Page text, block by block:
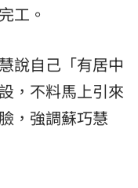
工。
說自己「有居中
，不料馬上引來
，強調蘇巧慧